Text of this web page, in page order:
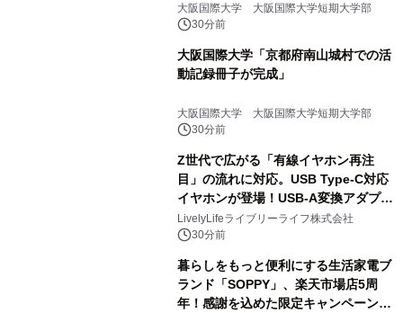
大阪国際大学 大阪国際大学短期大学部
30分前
大阪国際大学「京都府南山城村での活
動記録冊子が完成」
大阪国際大学 大阪国際大学短期大学部
30分前
Z世代で広がる「有線イヤホン再注
目」の流れに対応。USB Type-C対応
イヤホンが登場！USB-A変換アダプタ
ー付きでスマホからパソコンまで幅広
く活用可能
LivelyLifeライブリーライフ株式会社
30分前
暮らしをもっと便利にする生活家電ブ
ランド「SOPPY」、楽天市場店5周
年！感謝を込めた限定キャンペーンを